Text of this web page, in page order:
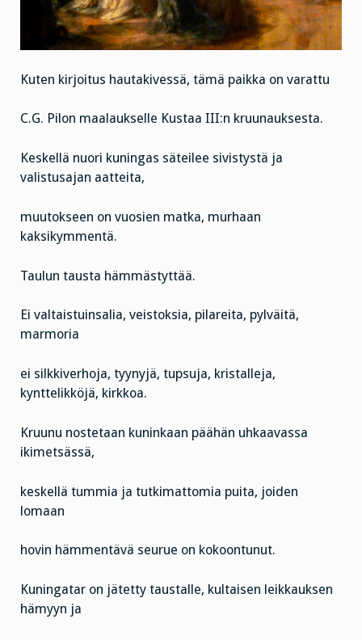
Kuten kirjoitus hautakivessä, tämä paikka on varattu
C.G. Pilon maalaukselle Kustaa III:n kruunauksesta.
Keskellä nuori kuningas säteilee sivistystä ja
valistusajan aatteita,
muutokseen on vuosien matka, murhaan
kaksikymmentä.
Taulun tausta hämmästyttää.
Ei valtaistuinsalia, veistoksia, pilareita, pylväitä,
marmoria
ei silkkiverhoja, tyynyjä, tupsuja, kristalleja,
kynttelikköjä, kirkkoa.
Kruunu nostetaan kuninkaan päähän uhkaavassa
ikimetsässä,
keskellä tummia ja tutkimattomia puita, joiden
lomaan
hovin hämmentävä seurue on kokoontunut.
Kuningatar on jätetty taustalle, kultaisen leikkauksen
hämyyn ja